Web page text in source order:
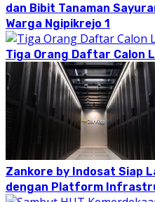
dan Bibit Tanaman
Warga Ngipikrejo 1
Tiga Orang Daftar Calon
Zankore by Indosat Siap
dengan Platform